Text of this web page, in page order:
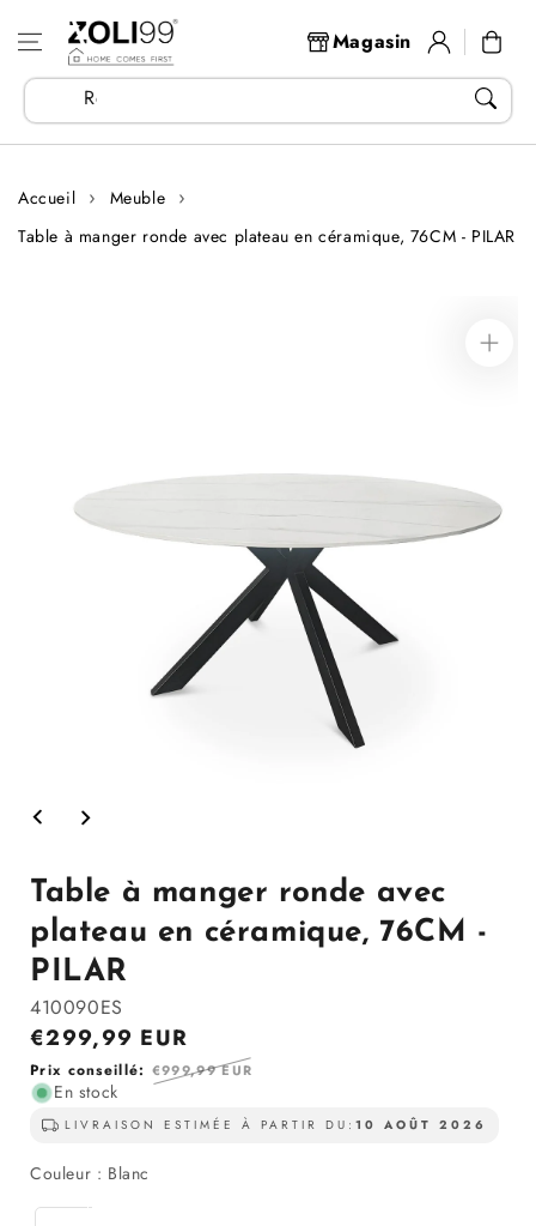
contenu
Recherchez vos articles...
Magasin
connecter
Panier
Accueil
Meuble
Table à manger ronde avec plateau en céramique, 76CM - PILAR
le
la
modale
Table à manger ronde avec
plateau en céramique, 76CM -
PILAR
410090ES
Prix
en
solde
€299,99 EUR
Prix
régulier
Prix conseillé: €999,99 EUR
En stock
LIVRAISON ESTIMÉE À PARTIR DU: 10 AOÛT 2026
Couleur : Blanc